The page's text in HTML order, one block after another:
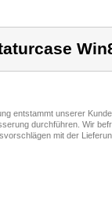
entstammt unserer
durchführen. Wir
mit der